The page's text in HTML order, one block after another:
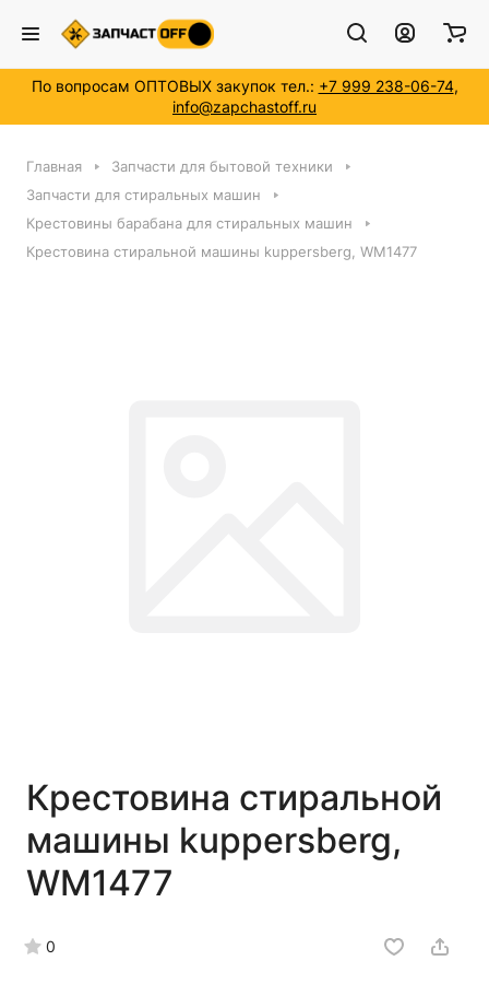
По вопросам ОПТОВЫХ закупок тел.: +7 999 238-06-74,
info@zapchastoff.ru
Главная
Запчасти для бытовой техники
Запчасти для стиральных машин
Крестовины барабана для стиральных машин
Крестовина стиральной машины kuppersberg, WM1477
Крестовина стиральной
машины kuppersberg,
WM1477
0